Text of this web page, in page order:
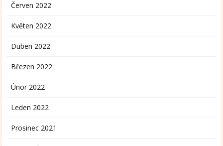
Červen 2022
Květen 2022
Duben 2022
Březen 2022
Únor 2022
Leden 2022
Prosinec 2021